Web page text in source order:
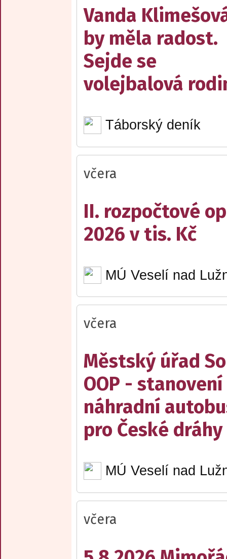
Vanda
by měla radost.
Sejde se
volejbalová
Táborský deník
včera
II. rozpočtové
2026 v tis. Kč
MÚ Veselí nad
včera
Městský úřad
OOP -
náhradní
pro České dráhy
MÚ Veselí nad
včera